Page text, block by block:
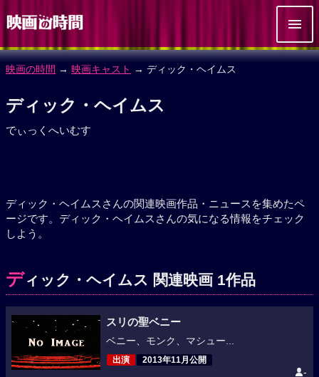
映画の時間 → 映画キャスト → ディック・ヘイムス
ディック・ヘイムス
でぃっくへいむす
ディック・ヘイムスさんの関連映画作品・ニュースを集めたペ
ージです。ディック・ヘイムスさんの気になる情報をチェック
しよう。
ディック・ヘイムス 関連映画 1作品
スリの聖ベニー
ベニー、モンク、マシュー...
出演 2013年11月公開
-